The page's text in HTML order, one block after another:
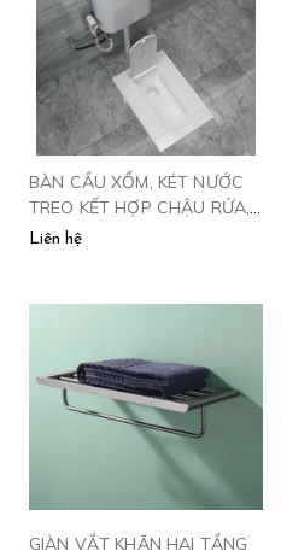
BÀN CẦU XỔM, KÉT NƯỚC
TREO KẾT HỢP CHẬU RỬA,
BCX-175
Liên hệ
GIÀN VẮT KHĂN HAI TẦNG